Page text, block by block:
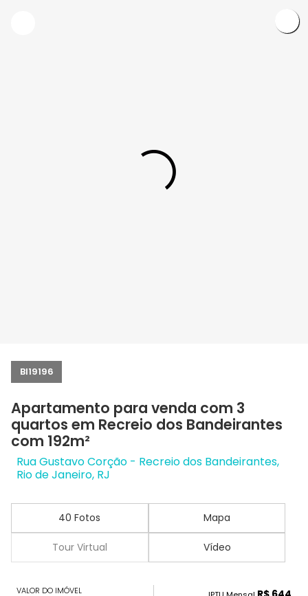
BI19196
Apartamento para venda com 3
quartos em Recreio dos Bandeirantes
com 192m²
Rua Gustavo Corção - Recreio dos Bandeirantes,
Rio de Janeiro, RJ
40 Fotos Mapa
Tour Virtual Vídeo
VALOR DO IMÓVEL